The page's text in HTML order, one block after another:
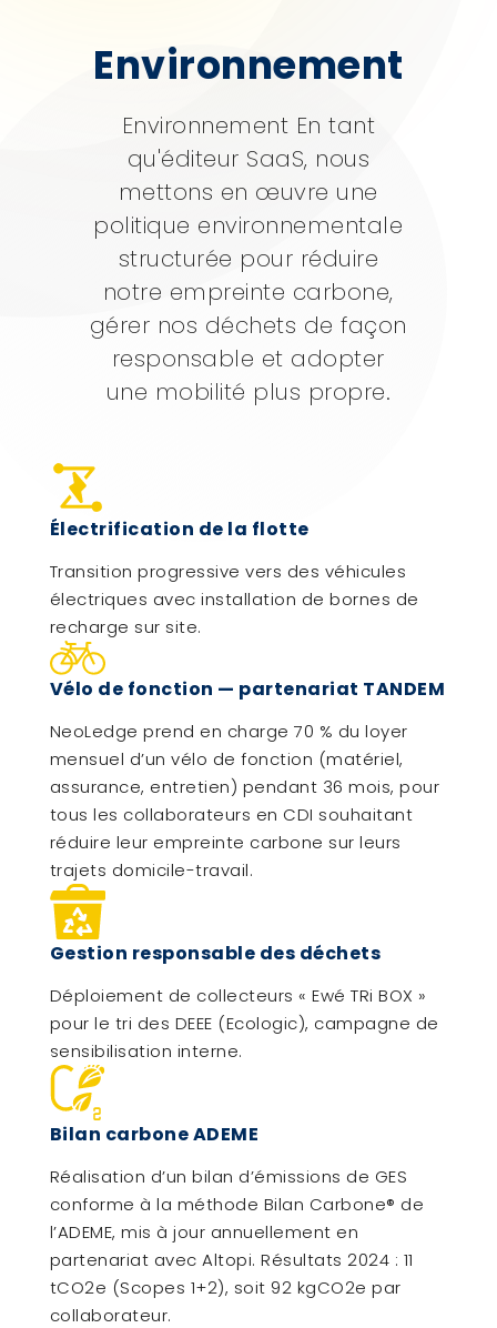
Environnement
Environnement En tant
qu'éditeur SaaS, nous
mettons en œuvre une
politique environnementale
structurée pour réduire
notre empreinte carbone,
gérer nos déchets de façon
responsable et adopter
une mobilité plus propre.
Électrification de la flotte
Transition progressive vers des véhicules
électriques avec installation de bornes de
recharge sur site.
Vélo de fonction — partenariat TANDEM
NeoLedge prend en charge 70 % du loyer
mensuel d’un vélo de fonction (matériel,
assurance, entretien) pendant 36 mois, pour
tous les collaborateurs en CDI souhaitant
réduire leur empreinte carbone sur leurs
trajets domicile-travail.
Gestion responsable des déchets
Déploiement de collecteurs « Ewé TRi BOX »
pour le tri des DEEE (Ecologic), campagne de
sensibilisation interne.
Bilan carbone ADEME
Réalisation d’un bilan d’émissions de GES
conforme à la méthode Bilan Carbone® de
l’ADEME, mis à jour annuellement en
partenariat avec Altopi. Résultats 2024 : 11
tCO2e (Scopes 1+2), soit 92 kgCO2e par
collaborateur.